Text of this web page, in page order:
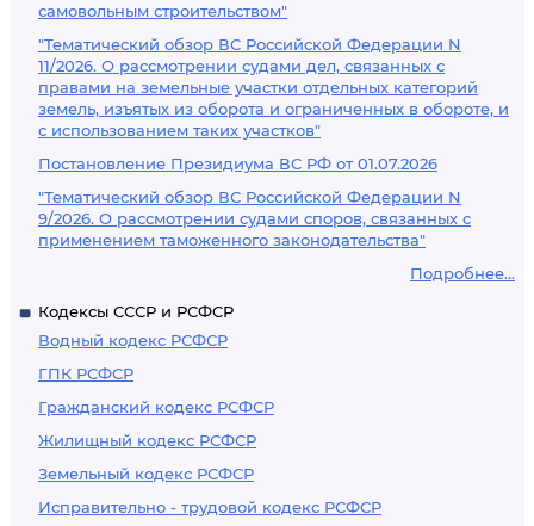
самовольным строительством"
"Тематический обзор ВС Российской Федерации N
11/2026. О рассмотрении судами дел, связанных с
правами на земельные участки отдельных категорий
земель, изъятых из оборота и ограниченных в обороте, и
с использованием таких участков"
Постановление Президиума ВС РФ от 01.07.2026
"Тематический обзор ВС Российской Федерации N
9/2026. О рассмотрении судами споров, связанных с
применением таможенного законодательства"
Подробнее...
Кодексы СССР и РСФСР
Водный кодекс РСФСР
ГПК РСФСР
Гражданский кодекс РСФСР
Жилищный кодекс РСФСР
Земельный кодекс РСФСР
Исправительно - трудовой кодекс РСФСР